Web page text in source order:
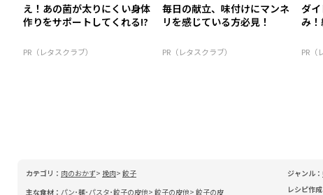
え！あの菌が太りにくい身体
作りをサポートしてくれる!?
PR（レタスクラブ）
毎日の献立、味付けにマンネ
リを感じている方必見！
PR（レタスクラブ）
ダ
み
PR（
カテゴリ： 肉のおかず 挽肉 餃子
主な食材： パン･麺･パスタ･餃子の皮他 餃子の皮他 餃子の皮
ジャンル：
レシピ作